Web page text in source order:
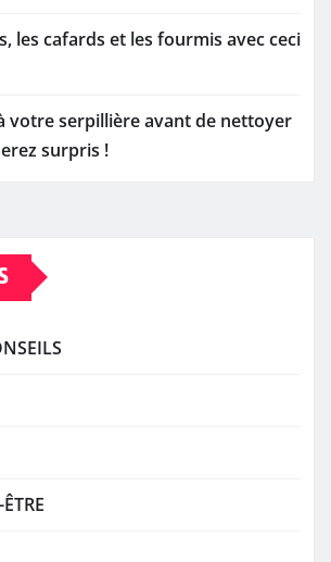
les cafards et les fourmis avec ceci
votre serpillière avant de nettoyer
surpris !